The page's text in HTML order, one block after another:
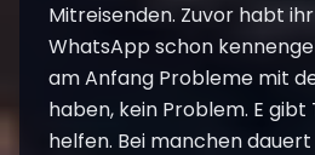
Mitreisenden. Zuvor habt
WhatsApp schon
am Anfang Probleme mit
haben, kein Problem. E gibt
helfen. Bei manchen